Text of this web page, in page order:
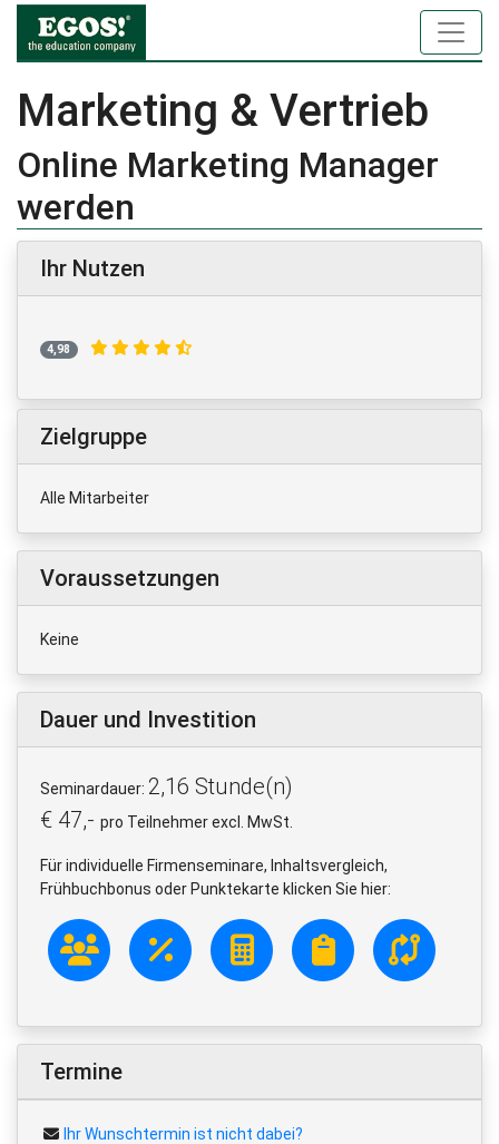
Marketing & Vertrieb
Online Marketing Manager
werden
Ihr Nutzen
4,98
Zielgruppe
Alle Mitarbeiter
Voraussetzungen
Keine
Dauer und Investition
Seminardauer: 2,16 Stunde(n)
€ 47,- pro Teilnehmer excl. MwSt.
Für individuelle Firmenseminare, Inhaltsvergleich,
Frühbuchbonus oder Punktekarte klicken Sie hier:
Termine
Ihr Wunschtermin ist nicht dabei?